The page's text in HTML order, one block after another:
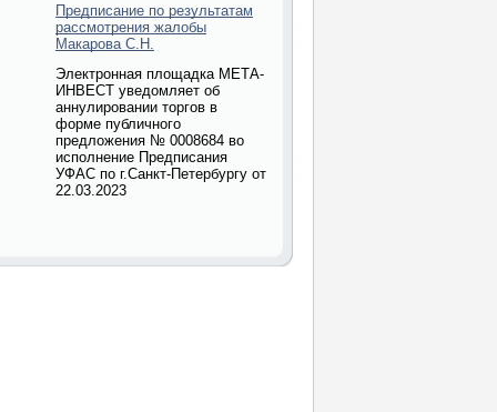
Предписание по результатам
рассмотрения жалобы
Макарова С.Н.
Электронная площадка МЕТА-
ИНВЕСТ уведомляет об
аннулировании торгов в
форме публичного
предложения № 0008684 во
исполнение Предписания
УФАС по г.Санкт-Петербургу от
22.03.2023